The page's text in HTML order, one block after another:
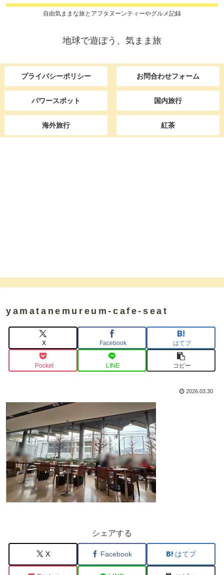
自由気ままな旅とアフタヌーンティーやグルメ記録
地球で遊ぼう、気まま旅
プライバシーポリシー お問合わせフォーム
パワースポット 国内旅行
海外旅行 紅茶
yamatanemureum-cafe-seat
X Facebook はてブ
Pocket LINE コピー
2026.03.30
シェアする
X Facebook はてブ